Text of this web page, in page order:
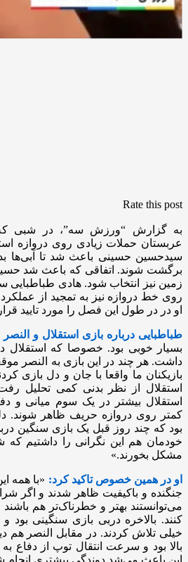
Rate this post
به گزارش “ورزش سه”، در شبی که
عربستان حملات زیادی روی دروازه
سیدحسین حسینی باعث شد تا آبی‌ها
برگشت شوند. اتفاقی که باعث شد
زمین نیز انتخاب شود. هادی طباطبایی
روی خط دروازه نیز به تمجید از
او در در طول این فصل را مورد تایید
طباطبایی درباره بازی استقلال و
بسیار خوبی بود. خصوصا که استقلال
داشت. هر چند در این بازی به النصر
استقلال از نظر بدنی کمی تحلیل
استقلال بیشتر در یک سوم میانی و
کمتر روی دروازه حریف ظاهر شوند.
بود که چند روز قبل یک بازی سنگین
خودمان هم این نگرانی را داشتیم که
مشکل بخورند.»
او در همین خصوص تاکید کرد: «با همه
جنگنده و باکیفیت ظاهر شدند و اگر
می‌توانستند بهتر و خطرناک‌تر هم
کنند. بالاخره دربی بازی سنگینی بود
خیلی تلاش کردند. در مقابل النصر
بالا بود و سرعت انتقال توپ از دفاع
این باعث می‌شد دوندگی بیشتری انجام